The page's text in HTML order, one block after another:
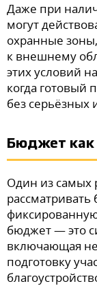
Даже при
могут
охранные
к внешнему
этих условий
когда готовый
без серьёзных
Бюджет как
Один из самых
рассматривать
бюджет — это
включающая не
подготовку